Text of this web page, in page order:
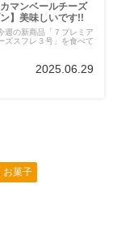
マンベールチーズ
】美味しいです!!
週の新商品「７プレミア
スフレ３号」を食べて
2025.06.29
お菓子